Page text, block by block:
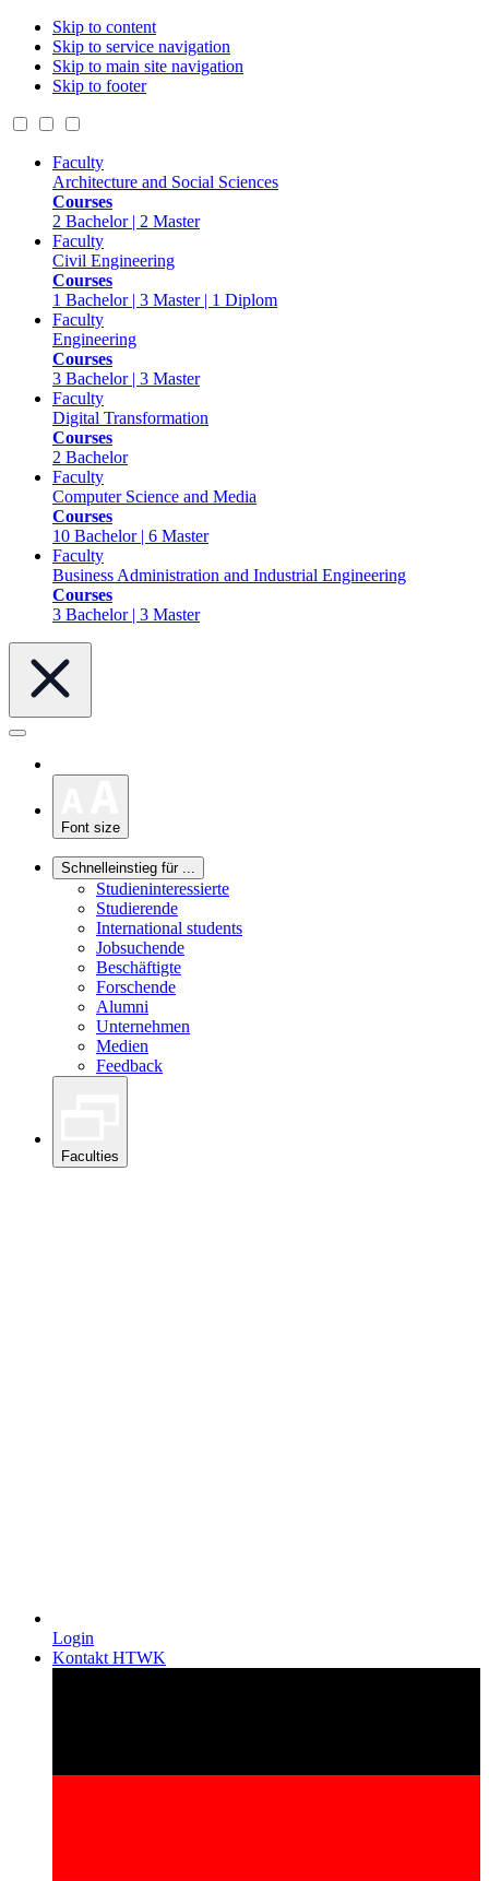
Skip to content
Skip to service navigation
Skip to main site navigation
Skip to footer
Faculty
Architecture and Social Sciences
Courses
2 Bachelor | 2 Master
Faculty
Civil Engineering
Courses
1 Bachelor | 3 Master | 1 Diplom
Faculty
Engineering
Courses
3 Bachelor | 3 Master
Faculty
Digital Transformation
Courses
2 Bachelor
Faculty
Computer Science and Media
Courses
10 Bachelor | 6 Master
Faculty
Business Administration and Industrial Engineering
Courses
3 Bachelor | 3 Master
Font size
Schnelleinstieg für ...
Studieninteressierte
Studierende
International students
Jobsuchende
Beschäftigte
Forschende
Alumni
Unternehmen
Medien
Feedback
Faculties
Login
Kontakt HTWK